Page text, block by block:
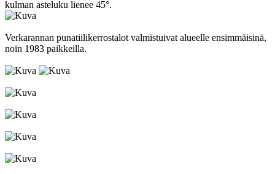
kulman asteluku lienee 45°.
Verkarannan punatiilikerrostalot valmistuivat alueelle ensimmäisinä,
noin 1983 paikkeilla.